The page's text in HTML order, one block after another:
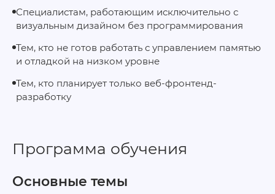
Специалистам, работающим исключительно с
визуальным дизайном без программирования
Тем, кто не готов работать с управлением памятью
и отладкой на низком уровне
Тем, кто планирует только веб‑фронтенд-
разработку
Программа обучения
Основные темы